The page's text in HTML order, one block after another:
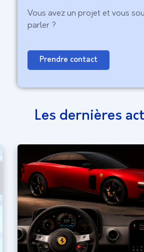
Vous avez un projet et vous
parler ?
Prendre contact
Les dernières